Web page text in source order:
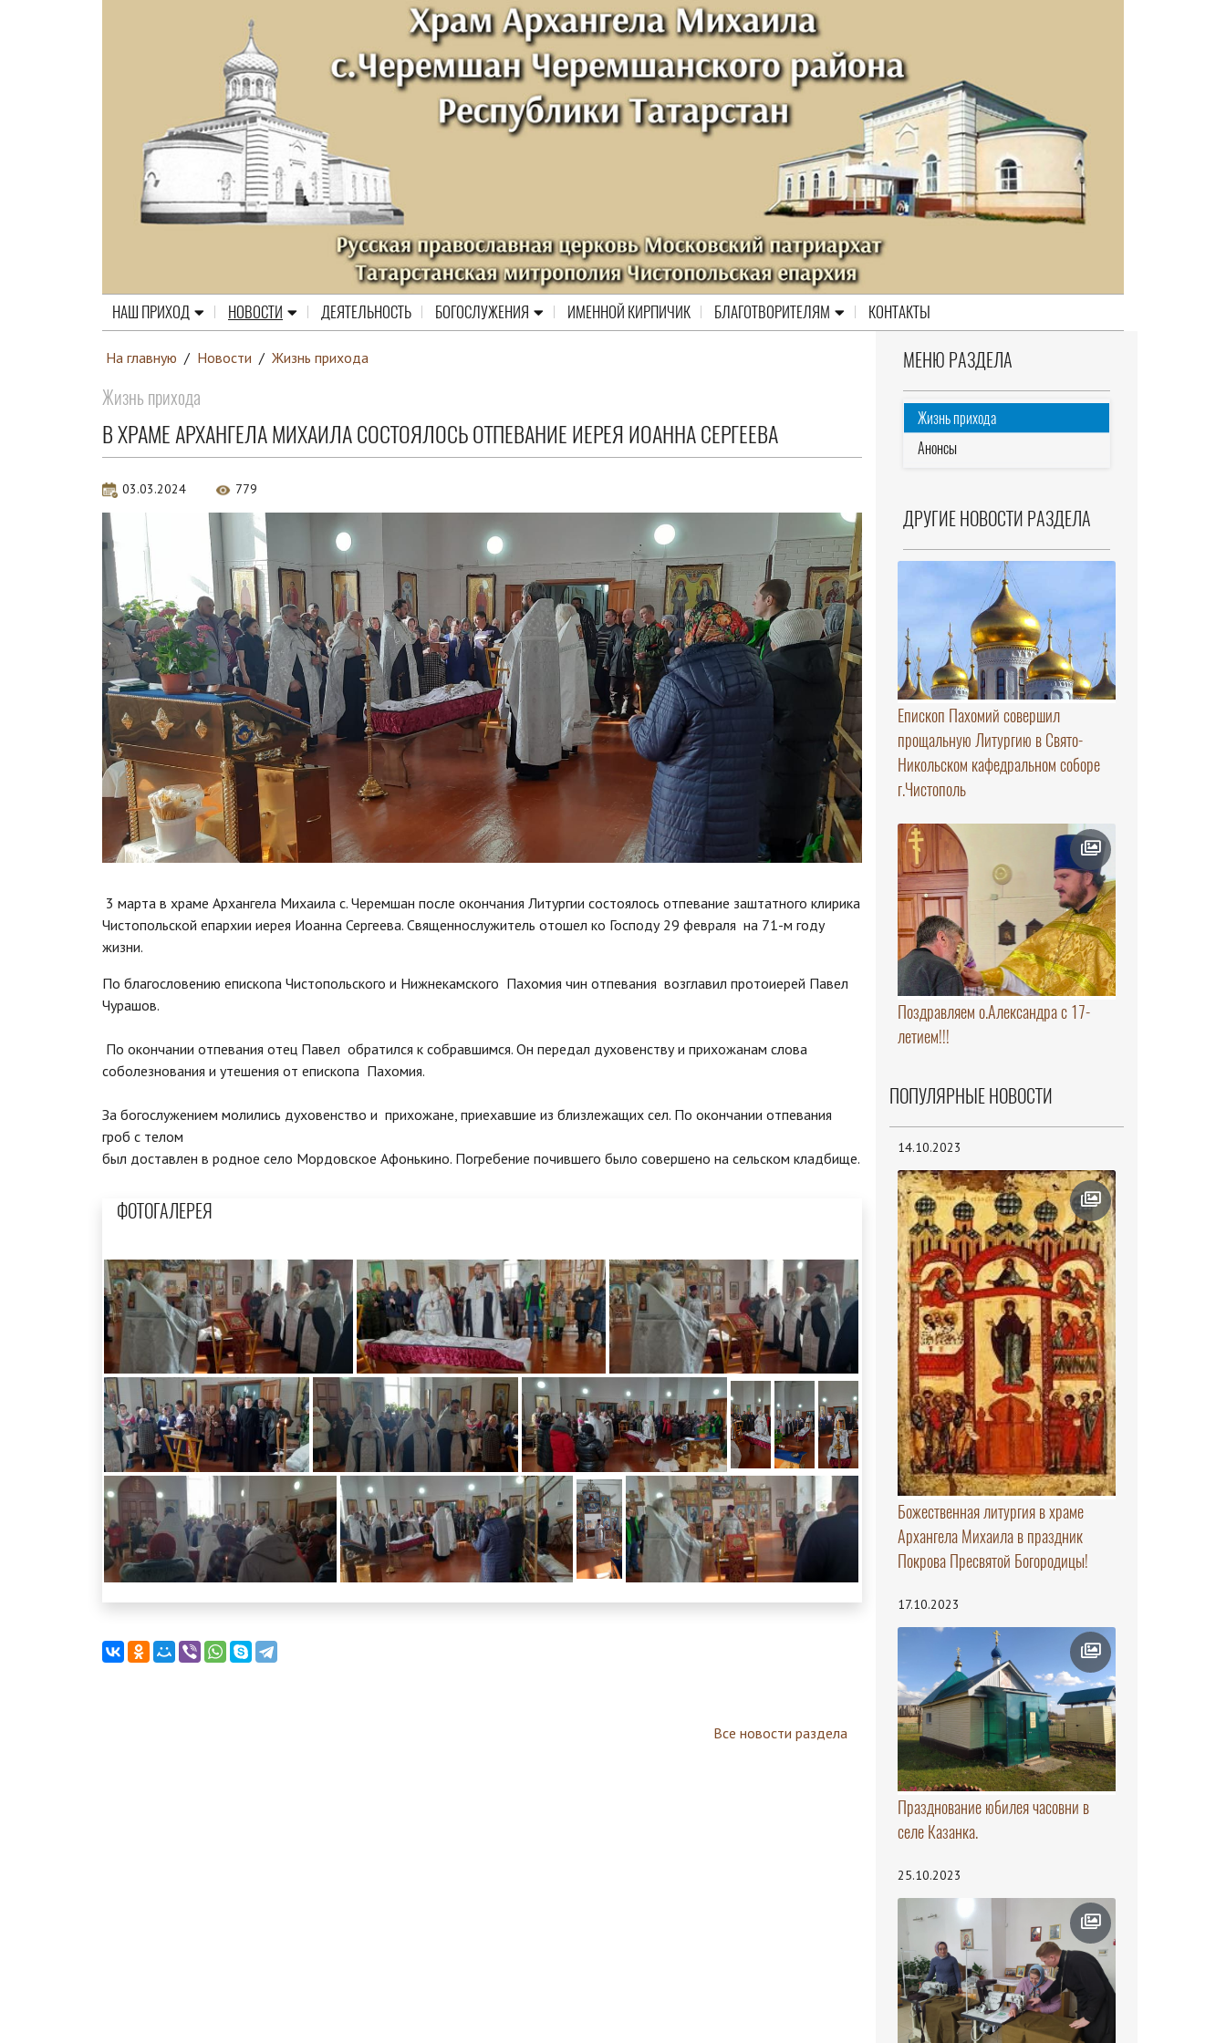
НАШ ПРИХОД НОВОСТИ ДЕЯТЕЛЬНОСТЬ БОГОСЛУЖЕНИЯ ИМЕННОЙ КИРПИЧИК БЛАГОТВОРИТЕЛЯМ КОНТАКТЫ
На главную / Новости / Жизнь прихода
Жизнь прихода
В ХРАМЕ АРХАНГЕЛА МИХАИЛА СОСТОЯЛОСЬ ОТПЕВАНИЕ ИЕРЕЯ ИОАННА СЕРГЕЕВА
03.03.2024 779
3 марта в храме Архангела Михаила с. Черемшан после окончания Литургии состоялось отпевание заштатного клирика
Чистопольской епархии иерея Иоанна Сергеева. Священнослужитель отошел ко Господу 29 февраля на 71-м году
жизни.
По благословению епископа Чистопольского и Нижнекамского Пахомия чин отпевания возглавил протоиерей Павел
Чурашов.
По окончании отпевания отец Павел обратился к собравшимся. Он передал духовенству и прихожанам слова
соболезнования и утешения от епископа Пахомия.
За богослужением молились духовенство и прихожане, приехавшие из близлежащих сел. По окончании отпевания
гроб с телом
был доставлен в родное село Мордовское Афонькино. Погребение почившего было совершено на сельском кладбище.
ФОТОГАЛЕРЕЯ
Все новости раздела
МЕНЮ РАЗДЕЛА
Жизнь прихода
Анонсы
ДРУГИЕ НОВОСТИ РАЗДЕЛА
Епископ Пахомий совершил
прощальную Литургию в Свято-
Никольском кафедральном соборе
г.Чистополь
Поздравляем о.Александра с 17-
летием!!!
ПОПУЛЯРНЫЕ НОВОСТИ
14.10.2023
Божественная литургия в храме
Архангела Михаила в праздник
Покрова Пресвятой Богородицы!
17.10.2023
Празднование юбилея часовни в
селе Казанка.
25.10.2023